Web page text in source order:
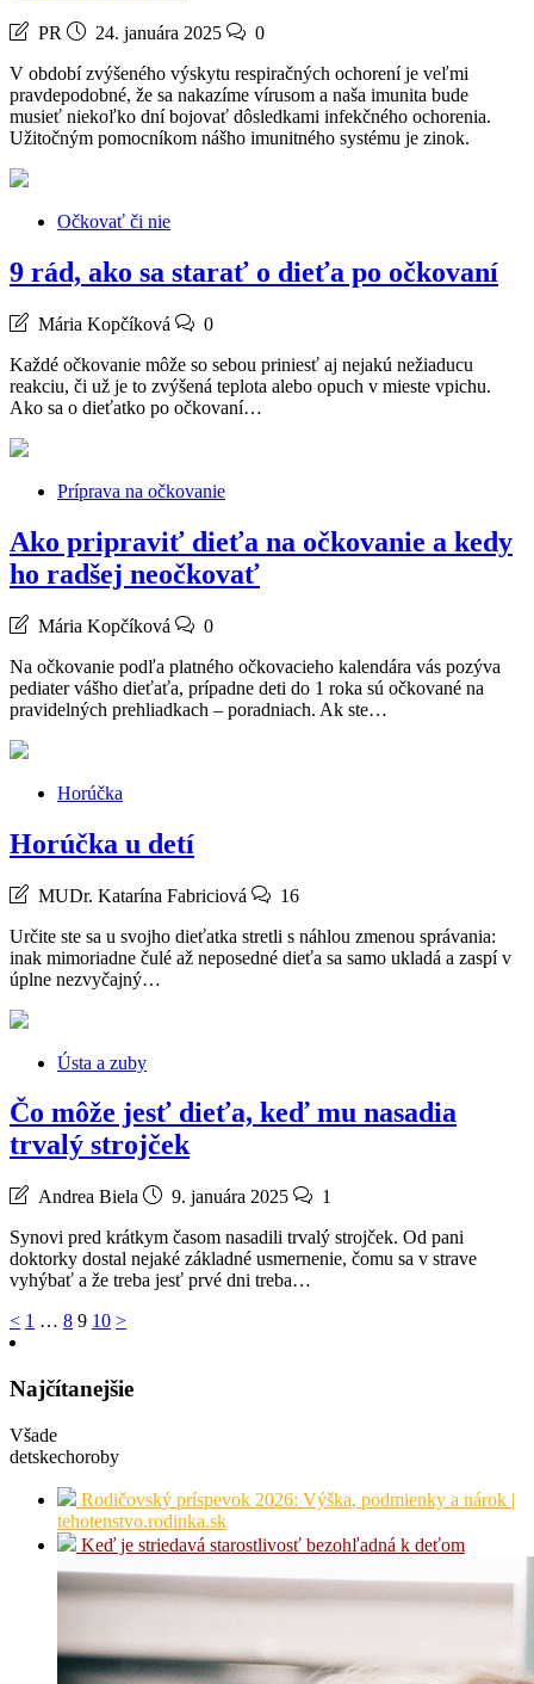
PR 24. januára 2025
0
V období zvýšeného výskytu respiračných ochorení je veľmi
pravdepodobné, že sa nakazíme vírusom a naša imunita bude
musieť niekoľko dní bojovať dôsledkami infekčného ochorenia.
Užitočným pomocníkom nášho imunitného systému je zinok.
Očkovať či nie
9 rád, ako sa starať o dieťa po očkovaní
Mária Kopčíková
0
Každé očkovanie môže so sebou priniesť aj nejakú nežiaducu
reakciu, či už je to zvýšená teplota alebo opuch v mieste vpichu.
Ako sa o dieťatko po očkovaní…
Príprava na očkovanie
Ako pripraviť dieťa na očkovanie a kedy
ho radšej neočkovať
Mária Kopčíková
0
Na očkovanie podľa platného očkovacieho kalendára vás pozýva
pediater vášho dieťaťa, prípadne deti do 1 roka sú očkované na
pravidelných prehliadkach – poradniach. Ak ste…
Horúčka
Horúčka u detí
MUDr. Katarína Fabriciová
16
Určite ste sa u svojho dieťatka stretli s náhlou zmenou správania:
inak mimoriadne čulé až neposedné dieťa sa samo ukladá a zaspí v
úplne nezvyčajný…
Ústa a zuby
Čo môže jesť dieťa, keď mu nasadia
trvalý strojček
Andrea Biela 9. januára 2025
1
Synovi pred krátkym časom nasadili trvalý strojček. Od pani
doktorky dostal nejaké základné usmernenie, čomu sa v strave
vyhýbať a že treba jesť prvé dni treba…
Stránkovanie
< 1 … 8 9 10 >
Najčítanejšie
Všade
detskechoroby
Rodičovský príspevok 2026: Výška, podmienky a nárok |
tehotenstvo.rodinka.sk
Keď je striedavá starostlivosť bezohľadná k deťom